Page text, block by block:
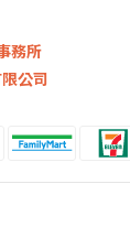
務所
公司